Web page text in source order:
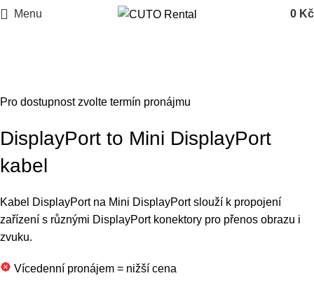
Menu 0 Kč
Pro dostupnost zvolte termín pronájmu
DisplayPort to Mini DisplayPort
kabel
Kabel DisplayPort na Mini DisplayPort slouží k propojení
zařízení s různými DisplayPort konektory pro přenos obrazu i
zvuku.
Vícedenní pronájem = nižší cena